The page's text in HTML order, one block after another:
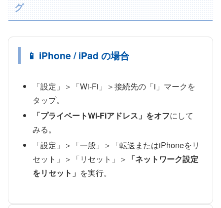
グ
📱 iPhone / iPad の場合
「設定」＞「Wi-Fi」＞接続先の「i」マークを
タップ。
「プライベートWi-Fiアドレス」をオフにして
みる。
「設定」＞「一般」＞「転送またはiPhoneをリ
セット」＞「リセット」＞ 「ネットワーク設定
をリセット」 を実行。